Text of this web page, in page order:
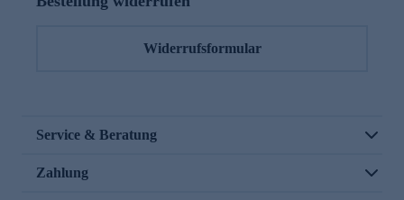
Widerrufsformular
Service & Beratung
Zahlung